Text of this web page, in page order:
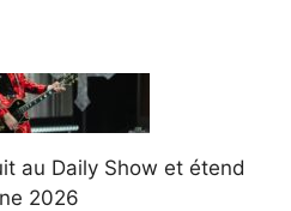
au Daily Show et étend
2026